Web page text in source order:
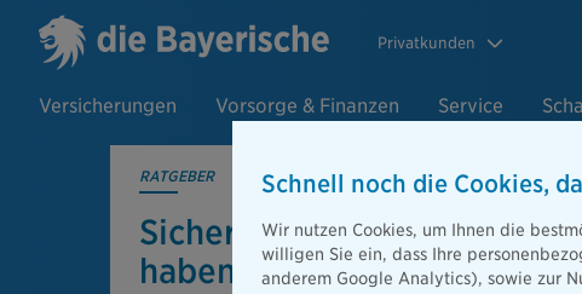
Privatkunden
Versicherungen Vorsorge & Finanzen Service
RATGEBER
Sichern Sie Ihr Fahrrad: So
haben Diebe keine Chance!
Schnell noch die Cookies,
Wir nutzen Cookies, um Ihnen die
willigen Sie ein, dass Ihre
anderem Google Analytics), sowie zur